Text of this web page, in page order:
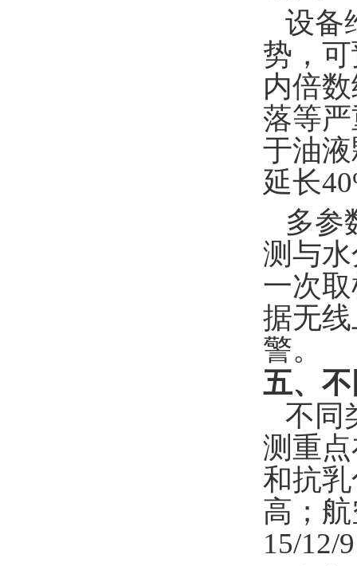
设备
势，
内倍
落等
于油
延长
多参
测与
一次
据无
警。
五、
不同
测重
和抗
高；
15/12/